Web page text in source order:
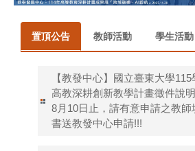
置頂公告 教師活動 學生活動
【教發中心】國立臺東大學
高教深耕創新教學計畫徵件說
8月10日止，請有意申請之教師
書送教發中心申請!!!